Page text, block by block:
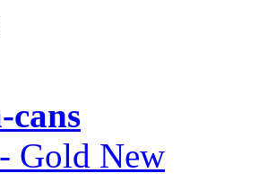
cans
Gold New